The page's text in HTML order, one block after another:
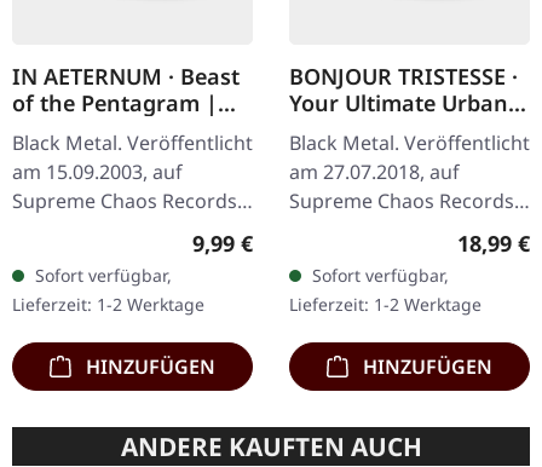
IN AETERNUM · Beast
of the Pentagram |
BLACK 10" MLP
Black Metal. Veröffentlicht
am 15.09.2003, auf
Supreme Chaos Records.
Achtung! Wir haben nur
noch Exemplare mit
"Promo" statt
Nummerierung.
Spezielle…
Regulärer Preis:
9,99 €
Sofort verfügbar,
Lieferzeit: 1-2 Werktage
HINZUFÜGEN
BONJOUR TRISTESSE ·
Your Ultimate Urban
Nightmare | BLACK LP
Black Metal. Veröffentlicht
am 27.07.2018, auf
Supreme Chaos Records.
Schwarzes Vinyl mit
schwerem Cover und
Insert, limitiert auf 200
Exemplare.…
18,99 €
Sofort verfügbar,
Lieferzeit: 1-2 Werktage
HINZUFÜGEN
ANDERE KAUFTEN AUCH